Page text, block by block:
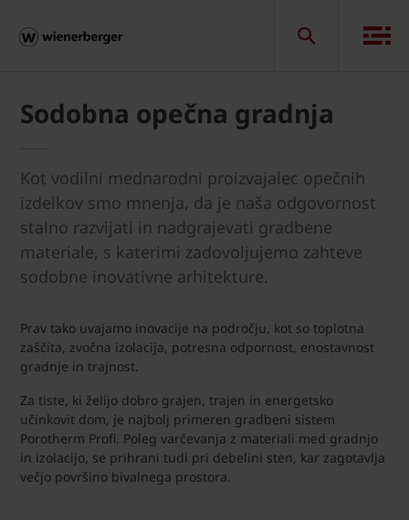
Sodobna opečna gradnja
Kot vodilni mednarodni proizvajalec opečnih
izdelkov smo mnenja, da je naša odgovornost
stalno razvijati in nadgrajevati gradbene
materiale, s katerimi zadovoljujemo zahteve
sodobne inovativne arhitekture.
Prav tako uvajamo inovacije na področju, kot so toplotna
zaščita, zvočna izolacija, potresna odpornost, enostavnost
gradnje in trajnost.
Za tiste, ki želijo dobro grajen, trajen in energetsko
učinkovit dom, je najbolj primeren gradbeni sistem
Porotherm Profi. Poleg varčevanja z materiali med gradnjo
in izolacijo, se prihrani tudi pri debelini sten, kar zagotavlja
večjo površino bivalnega prostora.